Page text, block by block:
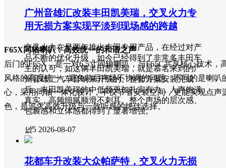
F65X同轴喇叭：高效统一的和谐之声
后门的F65X，是一对6.5寸同轴喇叭，与F65C共享核心技术
风格的高度统一，避免前后声场不协调的问题。不同的是喇
心，采用同轴一体化设计，不仅节省安装空间，更能实现点
色，是追求高效升级与一致听感的绝佳选择。
广州音雄汇改装丰田凯美瑞，交叉火力专
用无损方案实现平淡到现场感的跨越
交叉火力在早两年推出丰田专用产品，在经过对产
品不断的优化升级，如今已经得到了非常多丰田车
主的认可，如这辆丰田凯美瑞，就是慕名来到的广
州音雄汇汽车音响来升级的。整套方案安装完成
后，丰田凯美瑞的中低频更加扎实有力，人声饱满
真实，高频细腻顺滑不刺耳。整个声场的层次感、
包裹感和立体感都得到了显著增强。
넶5 2026-08-07
花都车升改装大众帕萨特，交叉火力无损